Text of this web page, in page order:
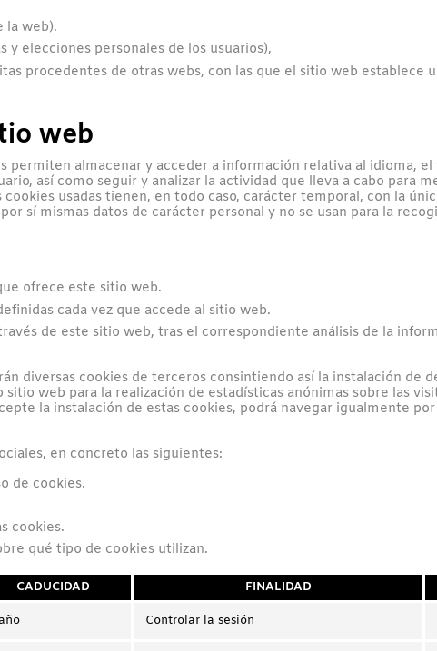
la web).
elecciones personales de los usuarios),
procedentes de otras webs, con las que el sitio web establece
web
permiten almacenar y acceder a información relativa al idioma, el
así como seguir y analizar la actividad que lleva a cabo para
usadas tienen, en todo caso, carácter temporal, con la
sí mismas datos de carácter personal y no se usan para la
ofrece este sitio web.
cada vez que accede al sitio web.
de este sitio web, tras el correspondiente análisis de la
diversas cookies de terceros consintiendo así la instalación de
web para la realización de estadísticas anónimas sobre las
la instalación de estas cookies, podrá navegar igualmente
en concreto las siguientes:
de cookies.
cookies.
qué tipo de cookies utilizan.
CADUCIDAD FINALIDAD
Controlar la sesión